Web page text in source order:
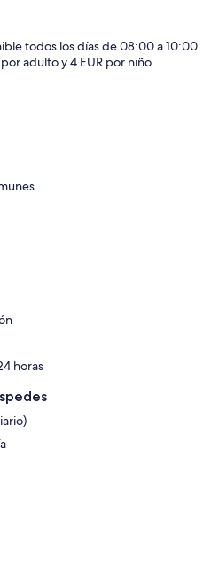
todos los días de 08:00 a 10:00
adulto y 4 EUR por niño
horas